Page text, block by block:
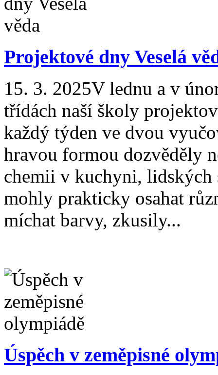
Projektové dny Veselá
15. 3. 2025V lednu a v
třídách naší školy
každý týden ve dvou
hravou formou dozvěděly
chemii v kuchyni, lidských
mohly prakticky osahat
míchat barvy, zkusily...
Úspěch v zeměpisné